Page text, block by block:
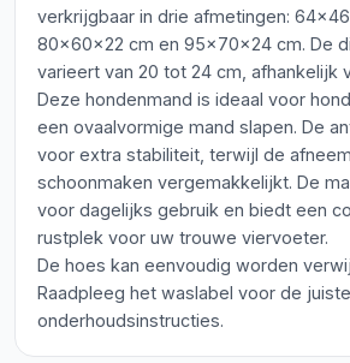
verkrijgbaar in drie afmetingen:
80x60x22 cm en 95x70x24 cm. De
varieert van 20 tot 24 cm, afhankelijk
Deze hondenmand is ideaal voor
een ovaalvormige mand slapen. De
voor extra stabiliteit, terwijl de
schoonmaken vergemakkelijkt. De
voor dagelijks gebruik en biedt een
rustplek voor uw trouwe viervoeter.
De hoes kan eenvoudig worden
Raadpleeg het waslabel voor de juiste
onderhoudsinstructies.